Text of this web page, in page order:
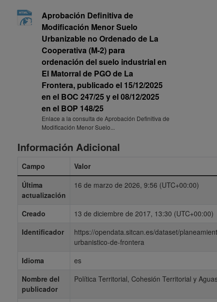
Aprobación Definitiva de
Modificación Menor Suelo
Urbanizable no Ordenado de La
Cooperativa (M-2) para
ordenación del suelo industrial en
El Matorral de PGO de La
Frontera, publicado el 15/12/2025
en el BOC 247/25 y el 08/12/2025
en el BOP 148/25
Enlace a la consulta de Aprobación Definitiva de
Modificación Menor Suelo...
Información Adicional
Campo
Valor
Última
actualización
16 de marzo de 2026, 9:56 (UTC+00:00)
Creado
13 de diciembre de 2017, 13:30 (UTC+00:00)
Identificador
https://opendata.sitcan.es/dataset/
urbanistico-de-frontera
Idioma
es
Nombre del
publicador
Política Territorial, Cohesión Territorial y